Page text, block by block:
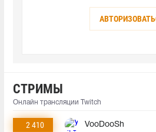
СТРИМЫ
Онлайн трансляции Twitch
2 410 VooDooSh